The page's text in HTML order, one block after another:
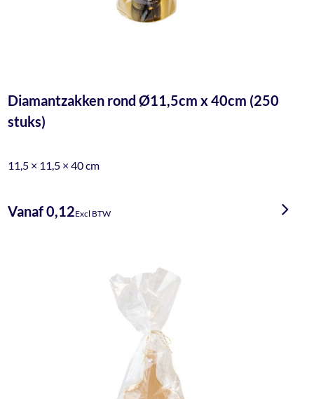
Diamantzakken rond Ø11,5cm x 40cm (250
stuks)
11,5 × 11,5 × 40 cm
Vanaf 0,12Excl BTW